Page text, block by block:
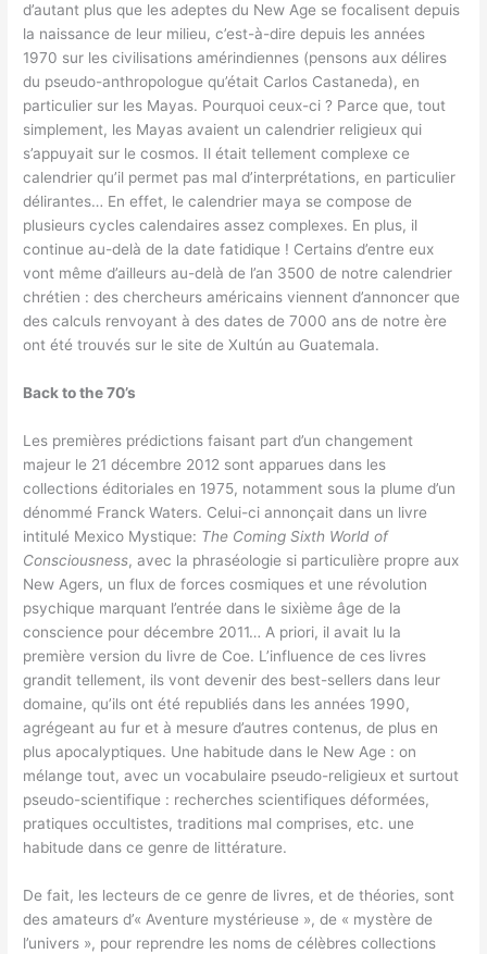
d’autant plus que les adeptes du New Age se focalisent depuis
la naissance de leur milieu, c’est-à-dire depuis les années
1970 sur les civilisations amérindiennes (pensons aux délires
du pseudo-anthropologue qu’était Carlos Castaneda), en
particulier sur les Mayas. Pourquoi ceux-ci ? Parce que, tout
simplement, les Mayas avaient un calendrier religieux qui
s’appuyait sur le cosmos. Il était tellement complexe ce
calendrier qu’il permet pas mal d’interprétations, en particulier
délirantes… En effet, le calendrier maya se compose de
plusieurs cycles calendaires assez complexes. En plus, il
continue au-delà de la date fatidique ! Certains d’entre eux
vont même d’ailleurs au-delà de l’an 3500 de notre calendrier
chrétien : des chercheurs américains viennent d’annoncer que
des calculs renvoyant à des dates de 7000 ans de notre ère
ont été trouvés sur le site de Xultún au Guatemala.
Back to the 70’s
Les premières prédictions faisant part d’un changement
majeur le 21 décembre 2012 sont apparues dans les
collections éditoriales en 1975, notamment sous la plume d’un
dénommé Franck Waters. Celui-ci annonçait dans un livre
intitulé Mexico Mystique: The Coming Sixth World of
Consciousness, avec la phraséologie si particulière propre aux
New Agers, un flux de forces cosmiques et une révolution
psychique marquant l’entrée dans le sixième âge de la
conscience pour décembre 2011… A priori, il avait lu la
première version du livre de Coe. L’influence de ces livres
grandit tellement, ils vont devenir des best-sellers dans leur
domaine, qu’ils ont été republiés dans les années 1990,
agrégeant au fur et à mesure d’autres contenus, de plus en
plus apocalyptiques. Une habitude dans le New Age : on
mélange tout, avec un vocabulaire pseudo-religieux et surtout
pseudo-scientifique : recherches scientifiques déformées,
pratiques occultistes, traditions mal comprises, etc. une
habitude dans ce genre de littérature.
De fait, les lecteurs de ce genre de livres, et de théories, sont
des amateurs d’« Aventure mystérieuse », de « mystère de
l’univers », pour reprendre les noms de célèbres collections